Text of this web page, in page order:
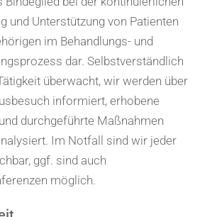
und Unterstützung von Patienten
im Behandlungs- und
dar. Selbstverständlich
überwacht, wir werden über
informiert, erhobene
durchgeführte Maßnahmen
Im Notfall sind wir jeder
ggf. sind auch
möglich.